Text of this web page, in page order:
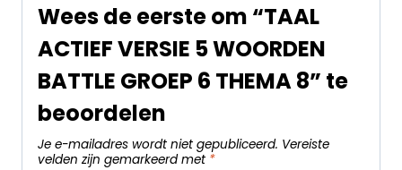
Wees de eerste om “TAAL
ACTIEF VERSIE 5 WOORDEN
BATTLE GROEP 6 THEMA 8” te
beoordelen
Je e-mailadres wordt niet gepubliceerd. Vereiste
velden zijn gemarkeerd met *